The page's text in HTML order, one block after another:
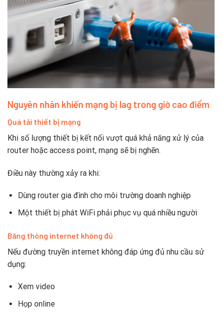
Nguyên nhân khiến mạng bị lag trong giờ cao điểm
Quá tải thiết bị mạng
Khi số lượng thiết bị kết nối vượt quá khả năng xử lý của
router hoặc access point, mạng sẽ bị nghẽn.
Điều này thường xảy ra khi:
Dùng router gia đình cho môi trường doanh nghiệp
Một thiết bị phát WiFi phải phục vụ quá nhiều người
Băng thông internet không đủ
Nếu đường truyền internet không đáp ứng đủ nhu cầu sử
dụng:
Xem video
Họp online